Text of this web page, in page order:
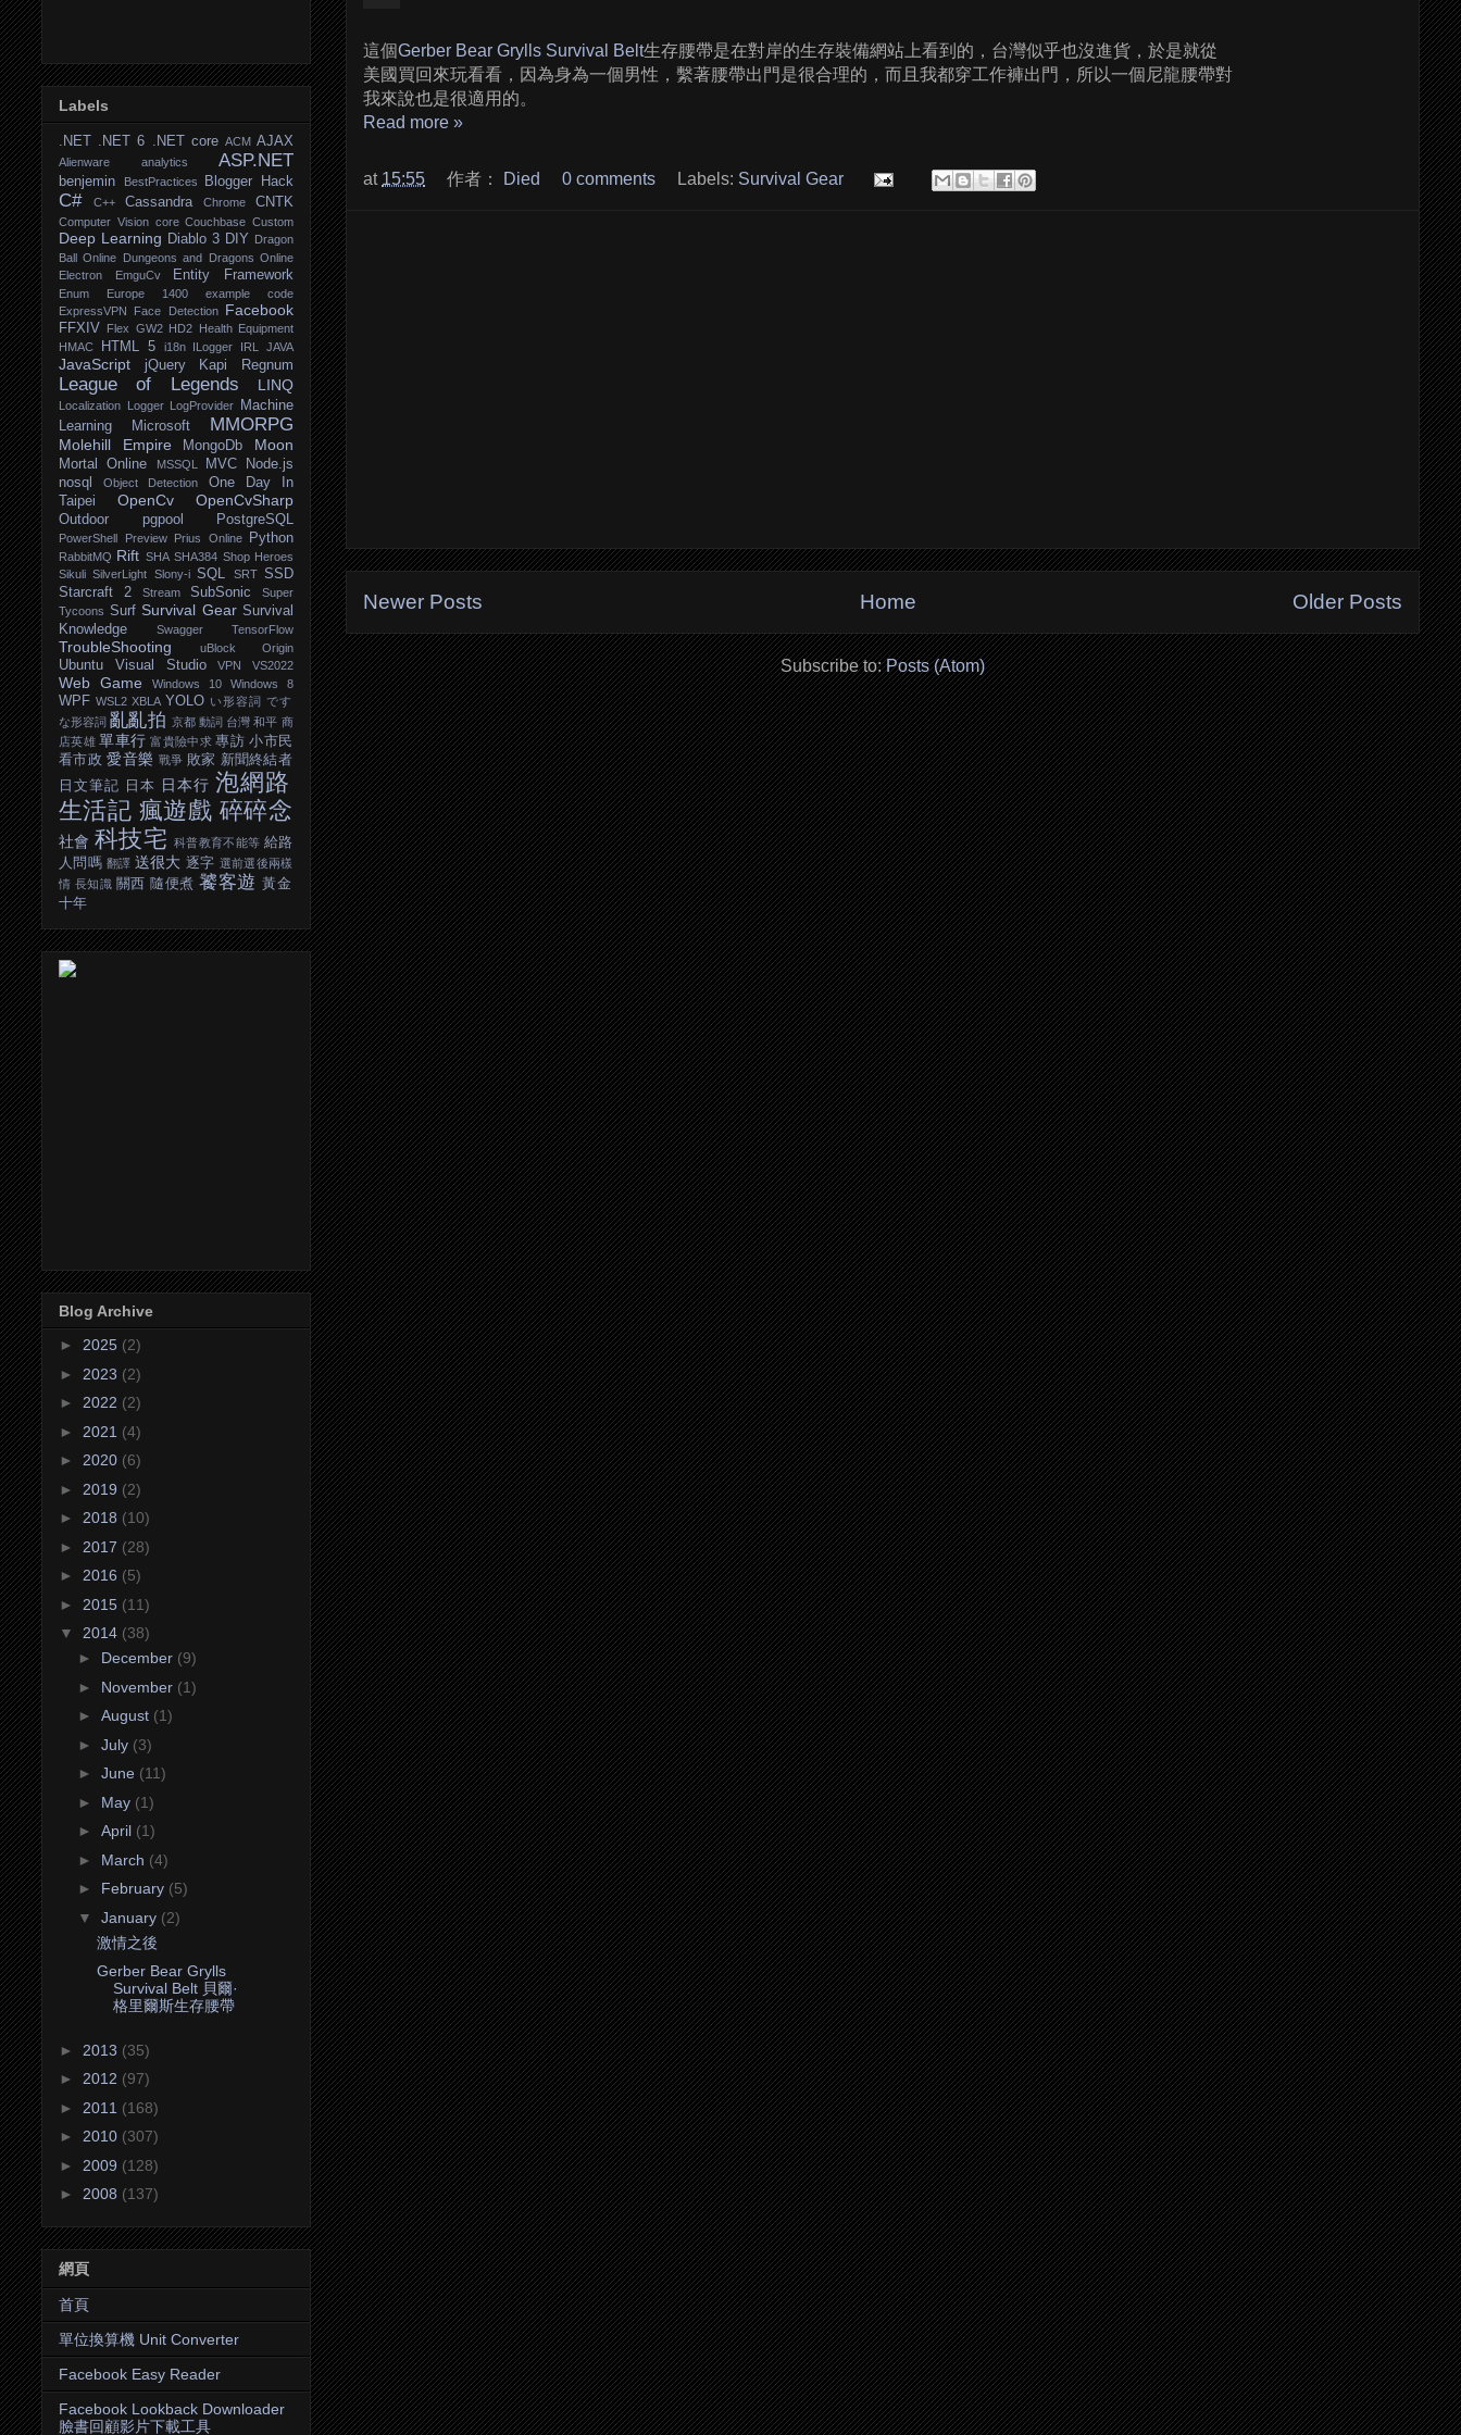
這個Gerber Bear Grylls Survival Belt生存腰帶是在對岸的生存裝備網站上看到的，台灣似乎也沒進貨，於是就從
美國買回來玩看看，因為身為一個男性，繫著腰帶出門是很合理的，而且我都穿工作褲出門，所以一個尼龍腰帶對
我來說也是很適用的。
Read more »
at 15:55 作者： Died 0 comments Labels: Survival Gear
Newer Posts Older Posts
Home
Subscribe to:Posts (Atom)
Labels
.NET .NET 6 .NET core ACM AJAX
Alienware analytics ASP.NET
benjemin BestPractices Blogger Hack
C# C++ Cassandra Chrome CNTK
Computer Vision core Couchbase Custom
Deep Learning Diablo 3 DIY Dragon
Ball Online Dungeons and Dragons Online
Electron
EmguCv Entity Framework
Enum Europe 1400
example code
ExpressVPN
Face Detection Facebook
FFXIV Flex GW2 HD2 Health Equipment
HMAC
HTML 5 i18n ILogger IRL JAVA
JavaScript jQuery Kapi Regnum
League of Legends LINQ
Localization Logger LogProvider
Machine
Learning
Microsoft MMORPG
Molehill Empire MongoDb Moon
Mortal Online MSSQL MVC
Node.js
nosql
Object Detection
One Day In
Taipei
OpenCv OpenCvSharp
Outdoor pgpool PostgreSQL
PowerShell Preview Prius Online Python
RabbitMQ Rift SHA SHA384 Shop Heroes
Sikuli SilverLight Slony-i SQL SRT SSD
Starcraft 2
Stream SubSonic
Super
Tycoons Surf Survival Gear Survival
Knowledge
Swagger TensorFlow
TroubleShooting uBlock Origin
Ubuntu Visual Studio VPN VS2022
Web Game Windows 10 Windows 8
WPF WSL2 XBLA YOLO い形容詞 です
な形容詞 亂亂拍 京都 動詞 台灣 和平 商
店英雄 單車行 富貴險中求 專訪 小市民
看市政 愛音樂 戰爭 敗家 新聞終結者
日文筆記
日本 日本行 泡網路
生活記 瘋遊戲 碎碎念
社會 科技宅 科普教育不能等 給路
人問嗎 翻譯 送很大 逐字 選前選後兩樣
情 長知識 關西 隨便煮 饕客遊 黃金
十年
Blog Archive
► 2025 (2)
► 2023 (2)
► 2022 (2)
► 2021 (4)
► 2020 (6)
► 2019 (2)
► 2018 (10)
► 2017 (28)
► 2016 (5)
► 2015 (11)
▼ 2014 (38)
► December (9)
► November (1)
► August (1)
► July (3)
► June (11)
► May (1)
► April (1)
► March (4)
► February (5)
▼ January (2)
激情之後
Gerber Bear Grylls
Survival Belt 貝爾·
格里爾斯生存腰帶
► 2013 (35)
► 2012 (97)
► 2011 (168)
► 2010 (307)
► 2009 (128)
► 2008 (137)
網頁
首頁
單位換算機 Unit Converter
Facebook Easy Reader
Facebook Lookback Downloader
臉書回顧影片下載工具